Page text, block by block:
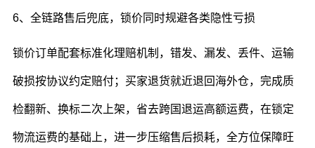
6、全链路售后兜底，锁价同时规避各类隐性亏损
锁价订单配套标准化理赔机制，错发、漏发、丢件、运输
破损按协议约定赔付；买家退货就近退回海外仓，完成质
检翻新、换标二次上架，省去跨国退运高额运费，在锁定
物流运费的基础上，进一步压缩售后损耗，全方位保障旺